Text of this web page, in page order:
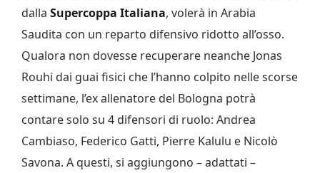
dalla Supercoppa Italiana, volerà in Arabia
Saudita con un reparto difensivo ridotto all’osso.
Qualora non dovesse recuperare neanche Jonas
Rouhi dai guai fisici che l’hanno colpito nelle scorse
settimane, l’ex allenatore del Bologna potrà
contare solo su 4 difensori di ruolo: Andrea
Cambiaso, Federico Gatti, Pierre Kalulu e Nicolò
Savona. A questi, si aggiungono – adattati –